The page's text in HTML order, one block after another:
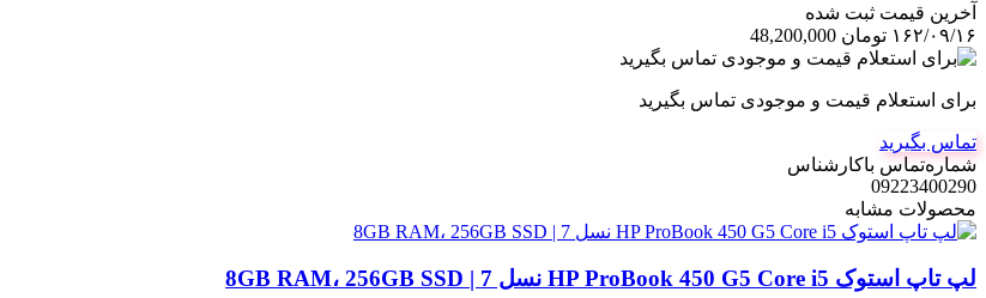
آخرین‌ قیمت ثبت‌ شده
۱۶۲/۰۹/۱۶ تومان
برای استعلام قیمت و موجودی تماس بگیرید
تماس بگیرید
شماره‌تماس‌ با‌کارشناس
09223400290
محصولات مشابه
لپ تاپ استوک HP ProBook 450 G5 Core i5 نسل 7 | 8GB RAM، 256GB SSD